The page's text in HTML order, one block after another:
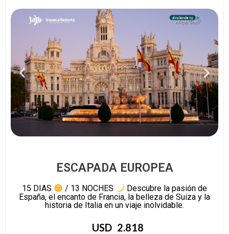
ESCAPADA EUROPEA
15 DIAS / 13 NOCHES
Descubre la pasión de
España, el encanto de Francia, la belleza de Suiza y la
historia de Italia en un viaje inolvidable.
USD 2.818